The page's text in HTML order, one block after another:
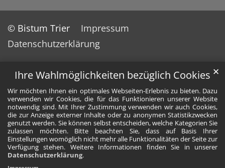
Ihre Wahlmöglichkeiten bezüglich Cookies
Wir möchten Ihnen ein optimales Webseiten-Erlebnis zu bieten. Dazu
verwenden wir Cookies, die für das Funktionieren unserer Website
notwendig sind. Mit Ihrer Zustimmung verwenden wir auch Cookies,
die zur Anzeige externer Inhalte oder zu anonymen Statistikzwecken
genutzt werden. Sie können selbst entscheiden, welche Kategorien Sie
zulassen möchten. Bitte beachten Sie, dass auf Basis Ihrer
Einstellungen womöglich nicht mehr alle Funktionalitäten der Seite zur
Verfügung stehen. Weitere Informationen finden Sie in unserer
Datenschutzerklärung.
✕
© Bistum Trier
Impressum
Datenschutzerklärung